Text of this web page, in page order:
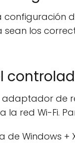
los
adaptador de
la red Wi-Fi.
de Windows +